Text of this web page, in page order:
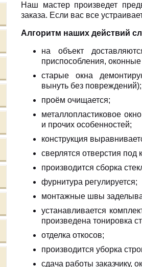
Наш мастер произведет
заказа. Если вас все
Алгоритм наших действий
на объект
приспособления, оконные
старые окна
вынуть без повреждений);
проём очищается;
металлопластиковое
и прочих особенностей;
конструкция
сверлятся отверстия
производится сборка
фурнитура регулируется;
монтажные швы
устанавливается
произведена тонировка
отделка откосов;
производится уборка
сдача работы заказчику,